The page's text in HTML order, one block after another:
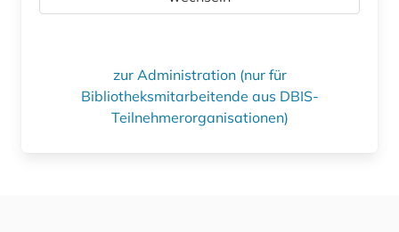
zur Administration (nur für
Bibliotheksmitarbeitende aus DBIS-
Teilnehmerorganisationen)